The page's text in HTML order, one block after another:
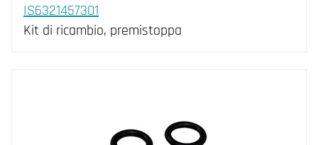
IS6321457301
Kit di ricambio, premistoppa